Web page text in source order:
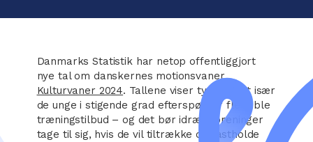
Danmarks Statistik har netop offentliggjort
nye tal om danskernes motionsvaner
Kulturvaner 2024. Tallene viser tydeligt, at især
de unge i stigende grad efterspørger fleksible
træningstilbud – og det bør idrætsforeninger
tage til sig, hvis de vil tiltrække og fastholde